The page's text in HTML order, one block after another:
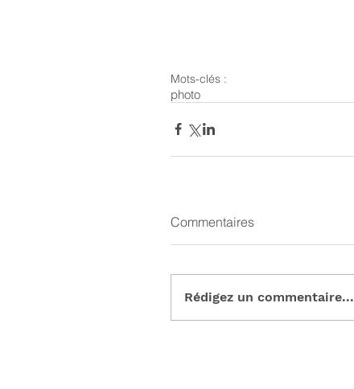
Mots-clés :
photo
Commentaires
Rédigez un commentaire...